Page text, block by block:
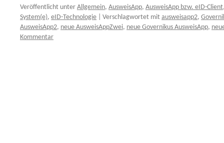
Veröffentlicht unter Allgemein, AusweisApp, AusweisApp bzw. eID-Client
System(e), eID-Technologie Verschlagwortet mit ausweisapp2,
AusweisApp2, neue AusweisAppZwei, neue Governikus AusweisApp,
Kommentar